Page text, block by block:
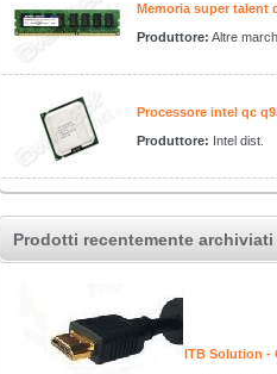
Memoria super talent
Produttore: Altre
Processore intel qc
Produttore: Intel dist.
Prodotti recentemente archiviati
ITB Solution -